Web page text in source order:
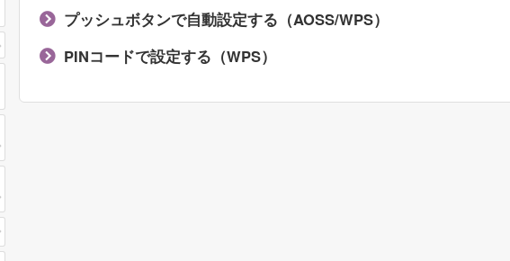
プッシュボタンで自動設定する（AOSS/WPS）
PINコードで設定する（WPS）